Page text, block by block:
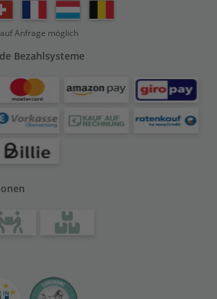
Anfrage möglich
Bezahlsysteme